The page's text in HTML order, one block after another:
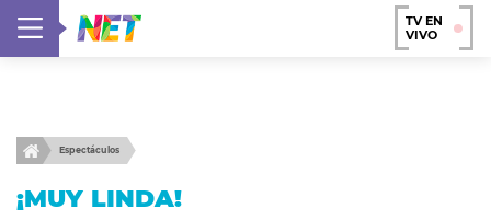
TV EN
VIVO
Espectáculos
¡MUY LINDA!